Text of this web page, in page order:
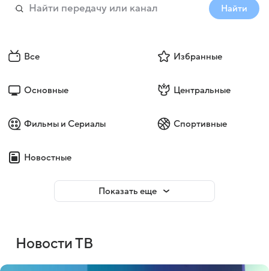
Найти
Все Избранные
Основные Центральные
Фильмы и Сериалы Спортивные
Новостные
Показать еще
Новости ТВ